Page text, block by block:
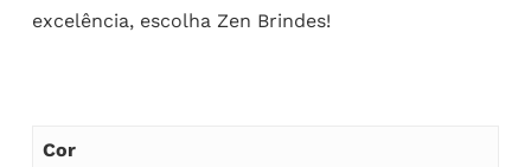
excelência, escolha Zen Brindes!
Cor